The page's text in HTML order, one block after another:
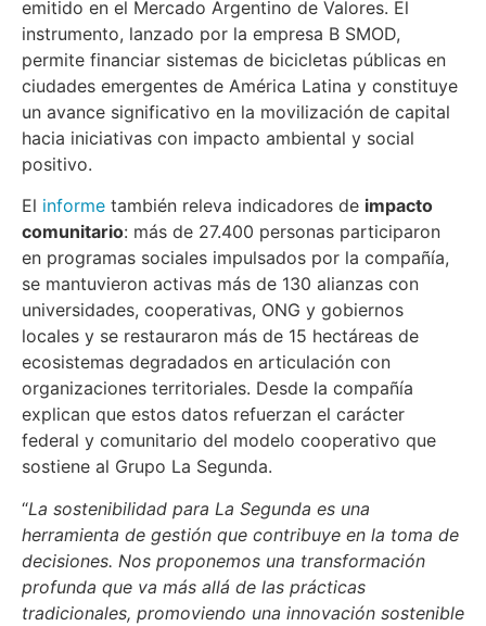
emitido en el Mercado Argentino de Valores. El
instrumento, lanzado por la empresa B SMOD,
permite financiar sistemas de bicicletas públicas en
ciudades emergentes de América Latina y constituye
un avance significativo en la movilización de capital
hacia iniciativas con impacto ambiental y social
positivo.
El informe también releva indicadores de impacto
comunitario: más de 27.400 personas participaron
en programas sociales impulsados por la compañía,
se mantuvieron activas más de 130 alianzas con
universidades, cooperativas, ONG y gobiernos
locales y se restauraron más de 15 hectáreas de
ecosistemas degradados en articulación con
organizaciones territoriales. Desde la compañía
explican que estos datos refuerzan el carácter
federal y comunitario del modelo cooperativo que
sostiene al Grupo La Segunda.
“La sostenibilidad para La Segunda es una
herramienta de gestión que contribuye en la toma de
decisiones. Nos proponemos una transformación
profunda que va más allá de las prácticas
tradicionales, promoviendo una innovación sostenible